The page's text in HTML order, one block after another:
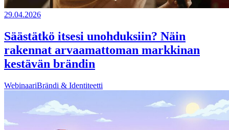
29.04.2026
Säästätkö itsesi unohduksiin? Näin
rakennat arvaamattoman markkinan
kestävän brändin
WebinaariBrändi & Identiteetti